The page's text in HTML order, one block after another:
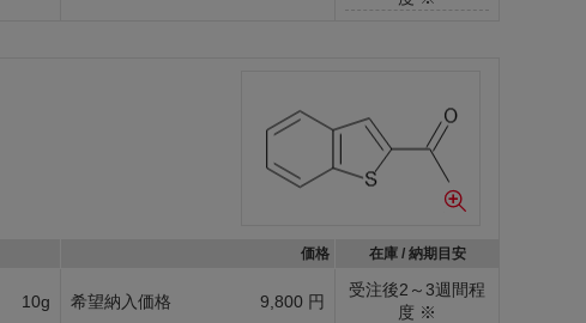
価格 在庫 / 納期目安
10g 希望納入価格 9,800 円
受注後2～3週間程
度 ※